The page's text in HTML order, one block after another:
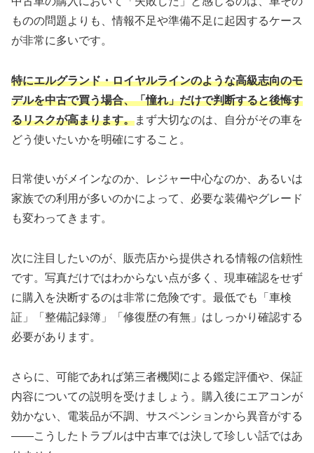
ものの問題よりも、情報不足や準備不足に起因するケース
が非常に多いです。
特にエルグランド・ロイヤルラインのような高級志向のモ
デルを中古で買う場合、「憧れ」だけで判断すると後悔す
るリスクが高まります。まず大切なのは、自分がその車を
どう使いたいかを明確にすること。
日常使いがメインなのか、レジャー中心なのか、あるいは
家族での利用が多いのかによって、必要な装備やグレード
も変わってきます。
次に注目したいのが、販売店から提供される情報の信頼性
です。写真だけではわからない点が多く、現車確認をせず
に購入を決断するのは非常に危険です。最低でも「車検
証」「整備記録簿」「修復歴の有無」はしっかり確認する
必要があります。
さらに、可能であれば第三者機関による鑑定評価や、保証
内容についての説明を受けましょう。購入後にエアコンが
効かない、電装品が不調、サスペンションから異音がする
――こうしたトラブルは中古車では決して珍しい話ではあ